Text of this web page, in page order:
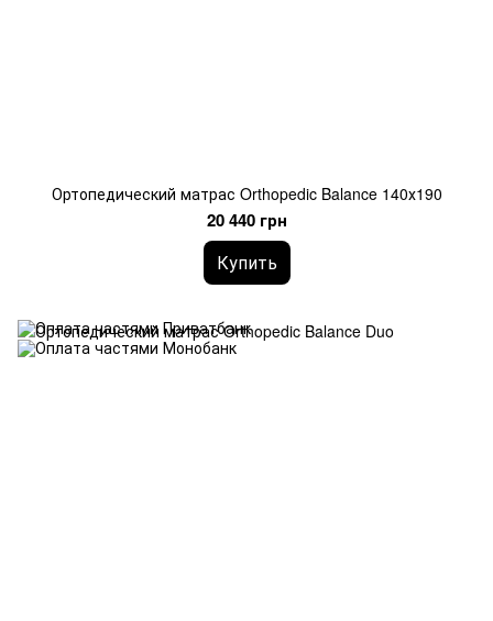
Ортопедический матрас Orthopedic Balance 140х190
20 440 грн
Купить